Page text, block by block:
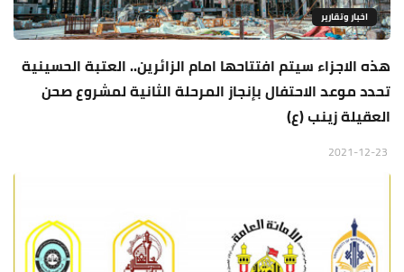
اخبار وتقارير
هذه الاجزاء سيتم افتتاحها امام الزائرين.. العتبة الحسينية
تحدد موعد الاحتفال بإنجاز المرحلة الثانية لمشروع صحن
العقيلة زينب (ع)